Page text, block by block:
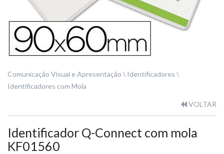
Comunicação Visual e Apresentação
Identificadores
Identificadores com Mola
VOLTAR
Identificador Q-Connect com mola
KF01560